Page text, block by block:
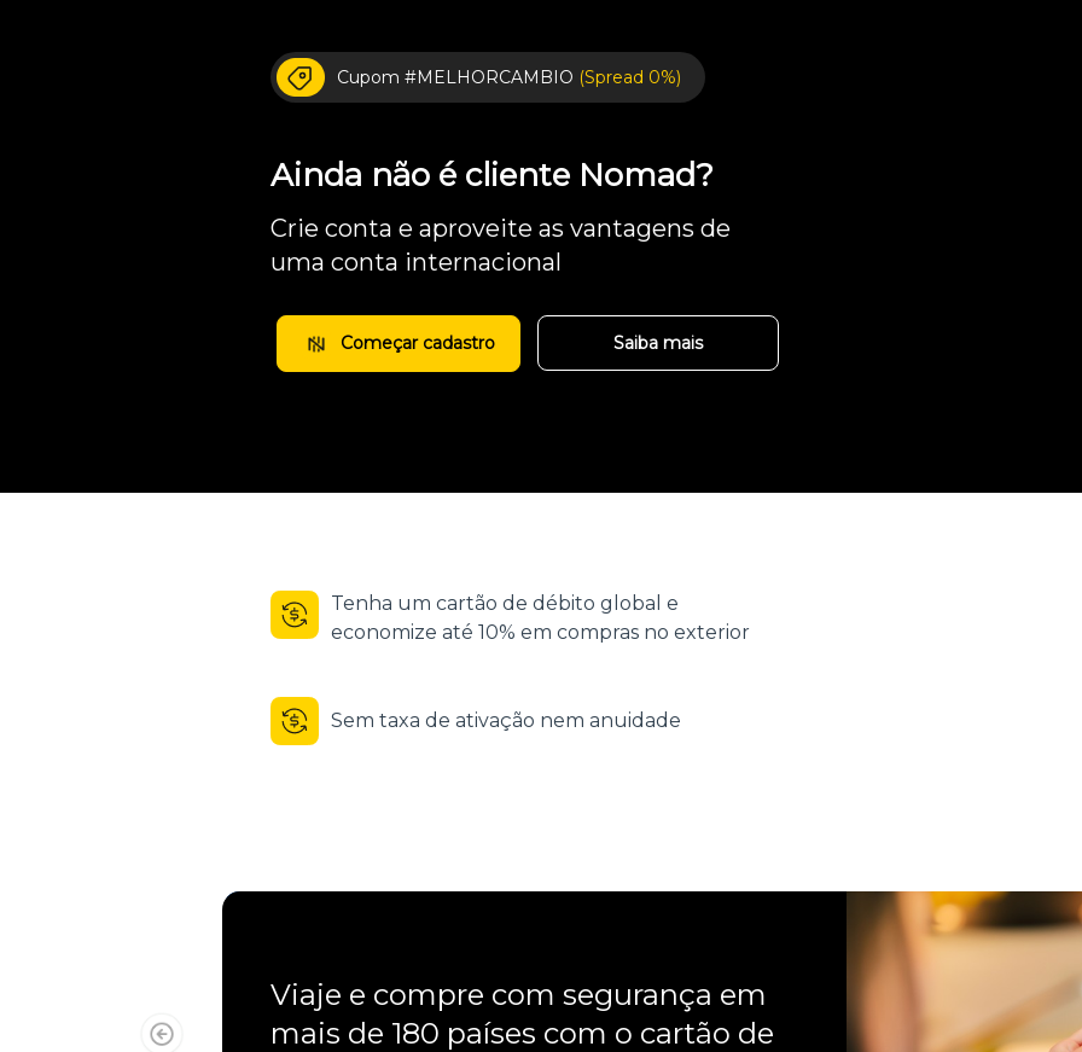
Cupom #MELHORCAMBIO (Spread 0%)
Ainda não é cliente Nomad?
Crie conta e aproveite as vantagens de
uma conta internacional
Começar cadastro Saiba mais
Tenha um cartão de débito global e
economize até 10% em compras no exterior
Sem taxa de ativação nem anuidade
Viaje e compre com segurança em
mais de 180 países com o cartão de